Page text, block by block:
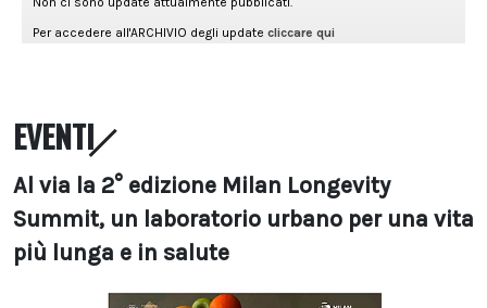
EVENTI
Al via la 2° edizione Milan Longevity
Summit, un laboratorio urbano per una vita
più lunga e in salute